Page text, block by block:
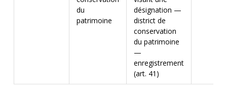
du
patrimoine
désignation —
district de
conservation
du patrimoine
—
enregistrement
(art. 41)